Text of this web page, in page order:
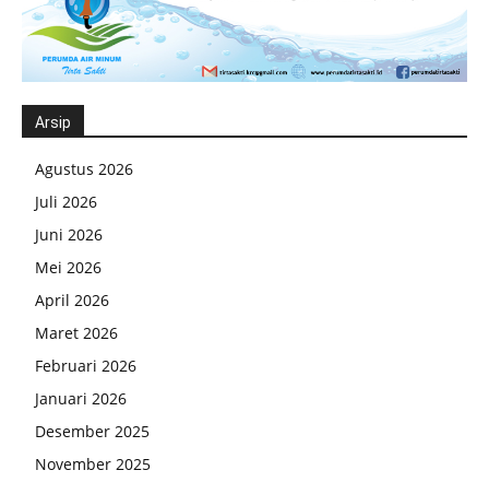
Arsip
Agustus 2026
Juli 2026
Juni 2026
Mei 2026
April 2026
Maret 2026
Februari 2026
Januari 2026
Desember 2025
November 2025